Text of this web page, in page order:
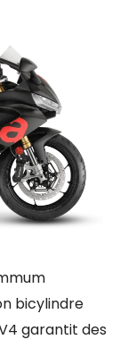
bicylindre
garantit des